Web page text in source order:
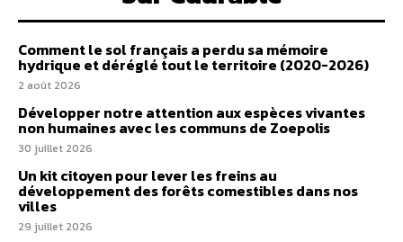
Comment le sol français a perdu sa mémoire
hydrique et déréglé tout le territoire (2020-2026)
2 août 2026
Développer notre attention aux espèces vivantes
non humaines avec les communs de Zoepolis
30 juillet 2026
Un kit citoyen pour lever les freins au
développement des forêts comestibles dans nos
villes
29 juillet 2026